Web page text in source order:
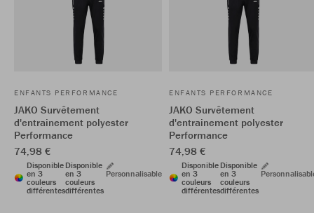
ENFANTS PERFORMANCE
JAKO Survêtement
d'entrainement polyester
Performance
74,98 €
Disponible
en 3
couleurs
différentes
Disponible
en 3
couleurs
différentes
Personnalisable
ENFANTS PERFORMANCE
JAKO Survêtement
d'entrainement polyester
Performance
74,98 €
Disponible
en 3
couleurs
différentes
Disponible
en 3
couleurs
différentes